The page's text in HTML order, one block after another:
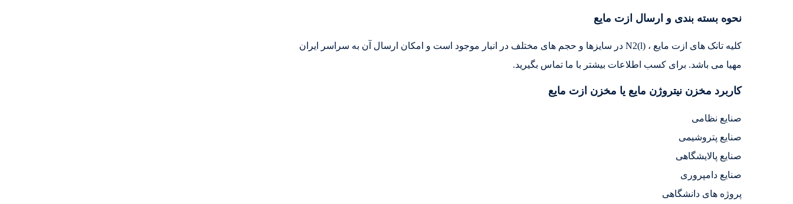
نحوه بسته بندی و ارسال ازت مایع
کلیه تانک های ازت مایع ، N2(l) در سایزها و حجم های مختلف در انبار موجود است و امکان ارسال آن به سراسر ایران
مهیا می باشد. برای کسب اطلاعات بیشتر با ما تماس بگیرید.
کاربرد مخزن نیتروژن مایع یا مخزن ازت مایع
صنایع نظامی
صنایع پتروشیمی
صنایع پالایشگاهی
صنایع دامپروری
پروژه های دانشگاهی